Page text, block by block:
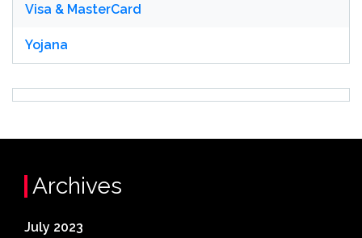
Visa & MasterCard
Yojana
Archives
July 2023